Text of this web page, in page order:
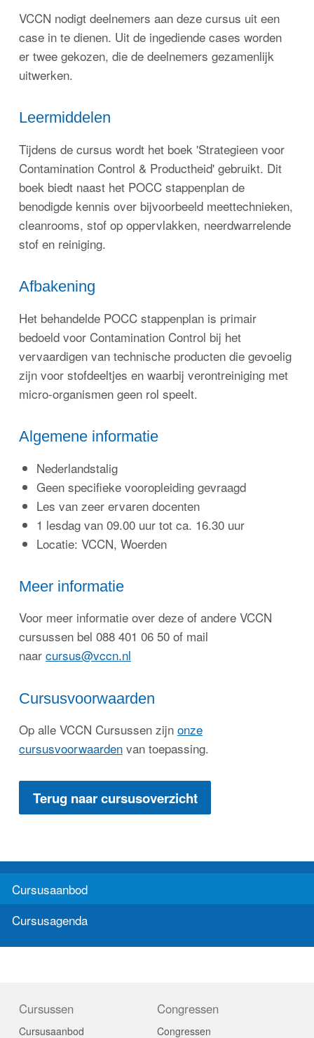
VCCN nodigt deelnemers aan deze cursus uit een
case in te dienen. Uit de ingediende cases worden
er twee gekozen, die de deelnemers gezamenlijk
uitwerken.
Leermiddelen
Tijdens de cursus wordt het boek 'Strategieen voor
Contamination Control & Productheid' gebruikt. Dit
boek biedt naast het POCC stappenplan de
benodigde kennis over bijvoorbeeld meettechnieken,
cleanrooms, stof op oppervlakken, neerdwarrelende
stof en reiniging.
Afbakening
Het behandelde POCC stappenplan is primair
bedoeld voor Contamination Control bij het
vervaardigen van technische producten die gevoelig
zijn voor stofdeeltjes en waarbij verontreiniging met
micro-organismen geen rol speelt.
Algemene informatie
Nederlandstalig
Geen specifieke vooropleiding gevraagd
Les van zeer ervaren docenten
1 lesdag van 09.00 uur tot ca. 16.30 uur
Locatie: VCCN, Woerden
Meer informatie
Voor meer informatie over deze of andere VCCN
cursussen bel 088 401 06 50 of mail
naar cursus@vccn.nl
Cursusvoorwaarden
Op alle VCCN Cursussen zijn onze
cursusvoorwaardenvan toepassing.
Terug naar cursusoverzicht
Cursusaanbod
Cursusagenda
Cursussen
Cursusaanbod
Congressen
Congressen